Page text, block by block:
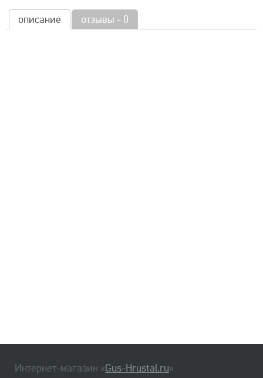
описание отзывы - 0
Интернет-магазин «Gus-Hrustal.ru»